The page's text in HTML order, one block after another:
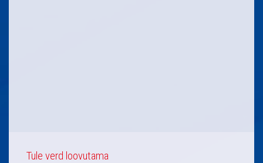
Tule verd loovutama